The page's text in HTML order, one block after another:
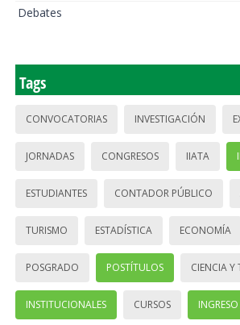
Debates
Tags
CONVOCATORIAS INVESTIGACIÓN
JORNADAS CONGRESOS IIATA
ESTUDIANTES CONTADOR PÚBLICO
TURISMO ESTADÍSTICA ECONOMÍA
POSGRADO POSTÍTULOS CIENCIA Y
INSTITUCIONALES CURSOS INGRESO